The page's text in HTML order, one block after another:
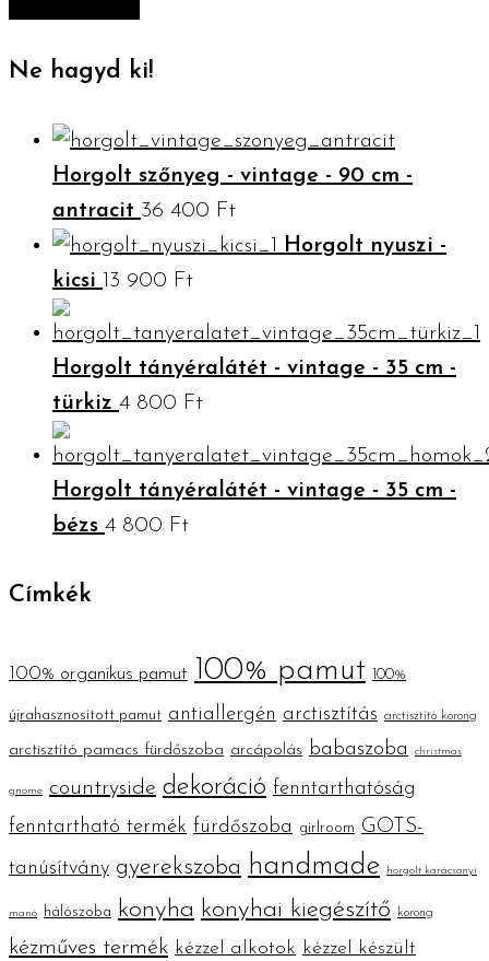
Ne hagyd ki!
Horgolt szőnyeg - vintage - 90 cm -
antracit 36 400 Ft
Horgolt nyuszi -
kicsi 13 900 Ft
Horgolt tányéralátét - vintage - 35 cm -
türkiz 4 800 Ft
Horgolt tányéralátét - vintage - 35 cm -
bézs 4 800 Ft
Címkék
100% organikus pamut 100% pamut 100%
újrahasznosított pamut antiallergén arctisztítás arctisztító korong
arctisztító pamacs fürdőszoba arcápolás babaszoba christmas
gnome countryside dekoráció fenntarthatóság
fenntartható termék fürdőszoba girlroom
GOTS-
tanúsítvány gyerekszoba handmade horgolt karácsonyi
manó hálószoba konyha konyhai kiegészítő korong
kézműves termék kézzel alkotok kézzel készült